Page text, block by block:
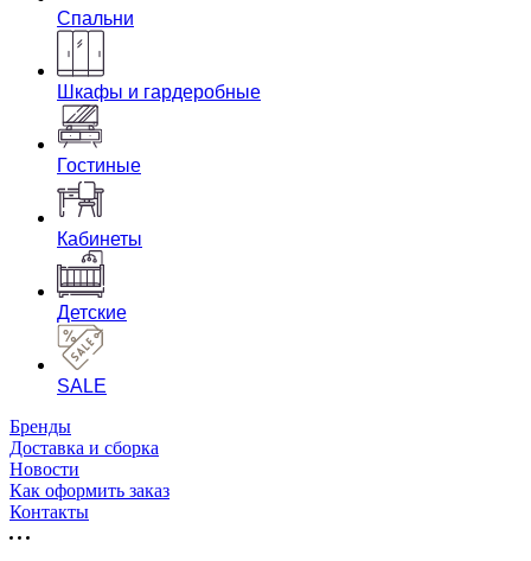
Спальни
Шкафы и гардеробные
Гостиные
Кабинеты
Детские
SALE
Бренды
Доставка и сборка
Новости
Как оформить заказ
Контакты